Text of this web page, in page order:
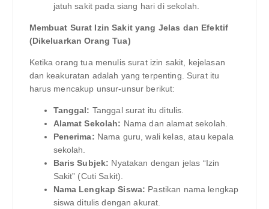
jatuh sakit pada siang hari di sekolah.
Membuat Surat Izin Sakit yang Jelas dan Efektif
(Dikeluarkan Orang Tua)
Ketika orang tua menulis surat izin sakit, kejelasan
dan keakuratan adalah yang terpenting. Surat itu
harus mencakup unsur-unsur berikut:
Tanggal: Tanggal surat itu ditulis.
Alamat Sekolah: Nama dan alamat sekolah.
Penerima: Nama guru, wali kelas, atau kepala
sekolah.
Baris Subjek: Nyatakan dengan jelas “Izin
Sakit” (Cuti Sakit).
Nama Lengkap Siswa: Pastikan nama lengkap
siswa ditulis dengan akurat.